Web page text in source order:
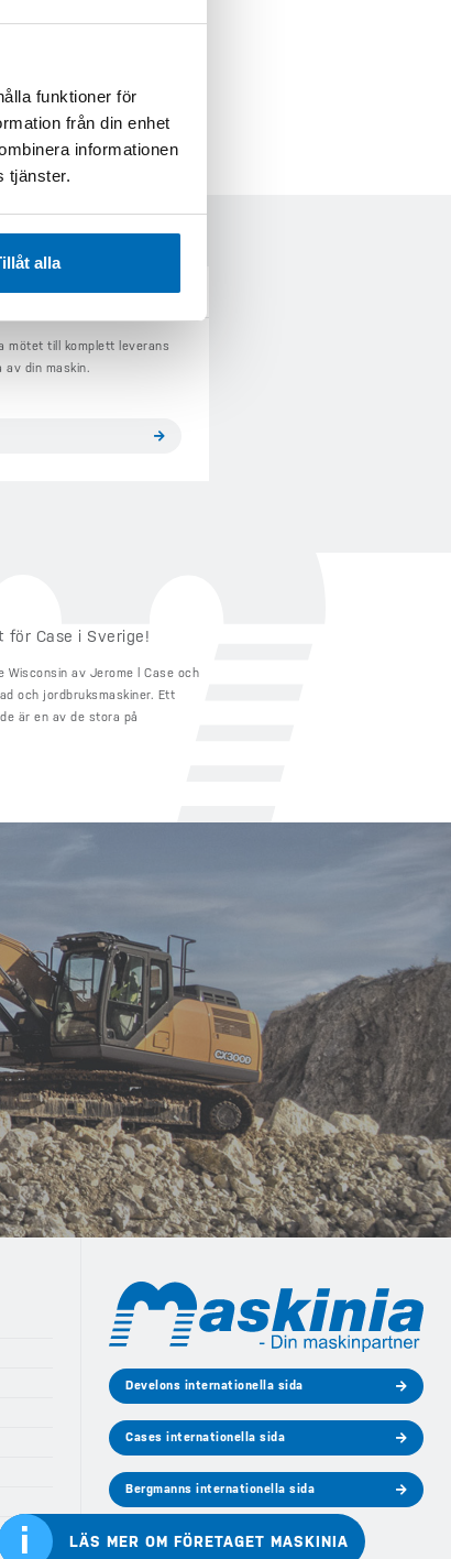
funktioner för
från din enhet
informationen
tjänster.
alla
i LÄS MER OM FÖRETAGET MASKINIA
mötet till komplett leverans
din maskin.
för Case i Sverige!
Wisconsin av Jerome l Case och
och jordbruksmaskiner. Ett
är en av de stora på
Develons internationella sida
Cases internationella sida
Bergmanns internationella sida